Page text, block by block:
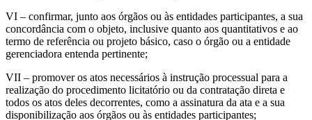
VI – confirmar, junto aos órgãos ou às entidades participantes, a sua
concordância com o objeto, inclusive quanto aos quantitativos e ao
termo de referência ou projeto básico, caso o órgão ou a entidade
gerenciadora entenda pertinente;
VII – promover os atos necessários à instrução processual para a
realização do procedimento licitatório ou da contratação direta e
todos os atos deles decorrentes, como a assinatura da ata e a sua
disponibilização aos órgãos ou às entidades participantes;